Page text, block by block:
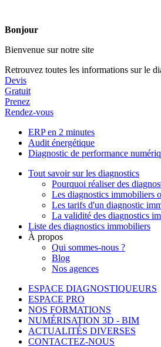
Bonjour
Bienvenue sur notre site
Retrouvez toutes les informations sur le
Devis
Gratuit
Prenez
Rendez-vous
ERP en 2 minutes
Audit énergétique
Diagnostic de performance
Tout savoir sur les diagnostics
Pourquoi réaliser des
Les diagnostics immobiliers
Les tarifs d'un diagnostic
La validité des diagnostics
Liste des diagnostics immobiliers
À propos
Qui sommes-nous ?
Blog
Nos agences
ESPACE DIAGNOSTIQUEURS
ESPACE PRO
NOS FORMATIONS
NUMÉRISATION 3D - BIM
ACTUALITÉS DIVERSES
CONTACTEZ-NOUS